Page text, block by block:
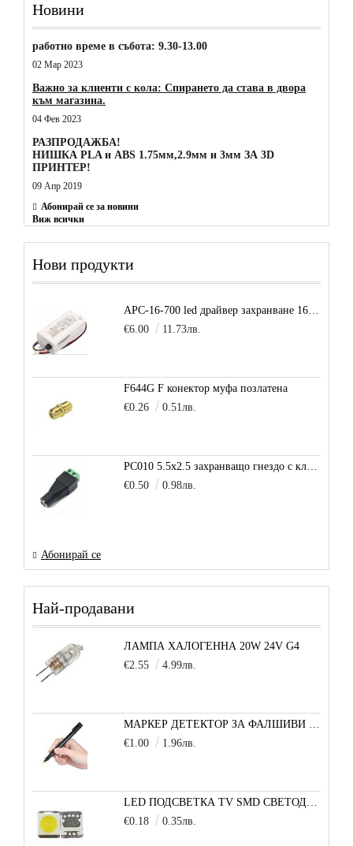
Новини
работно време в събота: 9.30-13.00
02 Мар 2023
Важно за клиенти с кола: Спирането да става в двора
към магазина.
04 Фев 2023
РАЗПРОДАЖБА!
НИШКА PLA и ABS 1.75мм,2.9мм и 3мм ЗА 3D
ПРИНТЕР!
09 Апр 2019
Абонирай се за новини
Виж всички
Нови продукти
APC-16-700 led драйвер захранване 16.8W 700mA
€6.00
11.73лв.
F644G F конектор муфа позлатена
€0.26
0.51лв.
PC010 5.5x2.5 захранващо гнездо с клема за кабел
€0.50
0.98лв.
Абонирай се
Най-продавани
ЛАМПА ХАЛОГЕННА 20W 24V G4
€2.55
4.99лв.
МАРКЕР ДЕТЕКТОР ЗА ФАЛШИВИ БАНКНОТИ
€1.00
1.96лв.
LED ПОДСВЕТКА TV SMD СВЕТОДИОД 2835 2W 3V МАЛКА+
€0.18
0.35лв.